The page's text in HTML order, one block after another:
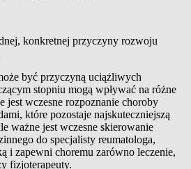
konkretnej przyczyny rozwoju
być przyczyną uciążliwych
stopniu mogą wpływać na różne
jest wczesne rozpoznanie choroby
które pozostaje najskuteczniejszą
ważne jest wczesne skierowanie
do specjalisty reumatologa,
i zapewni choremu zarówno leczenie,
fizjoterapeuty.